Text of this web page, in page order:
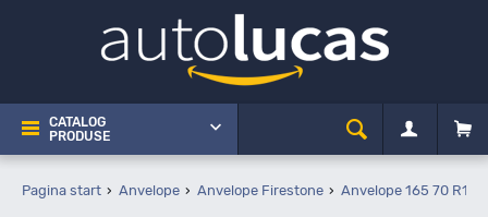
CATALOG
PRODUSE
Pagina start Anvelope Anvelope Firestone Anvelope 165 70 R14